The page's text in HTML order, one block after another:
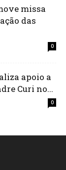
missa
das
0
apoio a
Curi no...
0